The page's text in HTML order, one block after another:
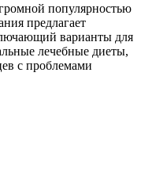
популярностью
предлагает
варианты для
лечебные диеты,
с проблемами